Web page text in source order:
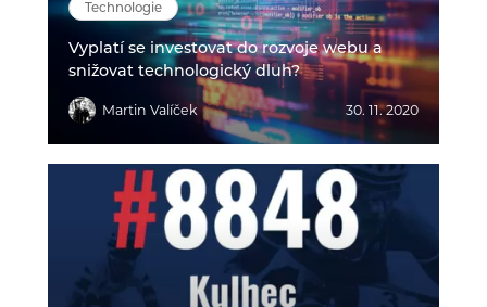
Technologie
Vyplatí se investovat do rozvoje webu a
snižovat technologický dluh?
Martin Valíček 30. 11. 2020